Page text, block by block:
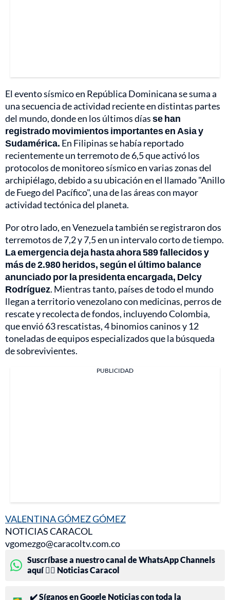
El evento sísmico en República Dominicana se suma a
una secuencia de actividad reciente en distintas partes
del mundo, donde en los últimos díasse han
registrado movimientos importantes en Asia y
Sudamérica. En Filipinas se había reportado
recientemente un terremoto de 6,5 que activó los
protocolos de monitoreo sísmico en varias zonas del
archipiélago, debido a su ubicación en el llamado "Anillo
de Fuego del Pacífico", una de las áreas con mayor
actividad tectónica del planeta.
Por otro lado, en Venezuela también se registraron dos
terremotos de 7,2 y 7,5 en un intervalo corto de tiempo.
La emergencia deja hasta ahora 589 fallecidos y
más de 2.980 heridos, según el último balance
anunciado por la presidenta encargada, Delcy
Rodríguez. Mientras tanto, países de todo el mundo
llegan a territorio venezolano con medicinas, perros de
rescate y recolecta de fondos, incluyendo Colombia,
que envió 63 rescatistas, 4 binomios caninos y 12
toneladas de equipos especializados que la búsqueda
de sobrevivientes.
PUBLICIDAD
VALENTINA GÓMEZ GÓMEZ
NOTICIAS CARACOL
vgomezgo@caracoltv.com.co
Suscríbase a nuestro canal de WhatsApp Channels
aquí 👉🏻 Noticias Caracol
✔️ Síganos en Google Noticias con toda la